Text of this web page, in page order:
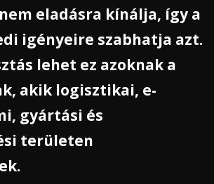
eladásra kínálja, így a
igényeire szabhatja azt.
lehet ez azoknak a
akik logisztikai, e-
gyártási és
területen